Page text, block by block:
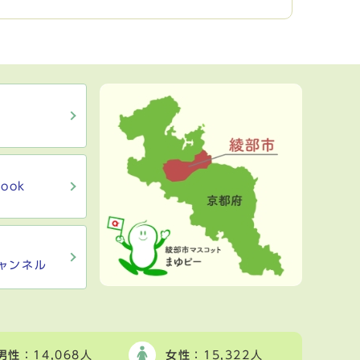
ンネル
性 ：14,068人 女性 ：15,322人